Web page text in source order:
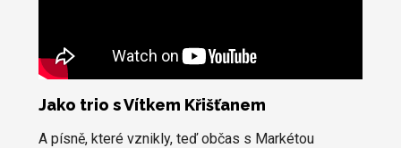
Jako trio s Vítkem Křišťanem
A písně, které vznikly, teď občas s Markétou